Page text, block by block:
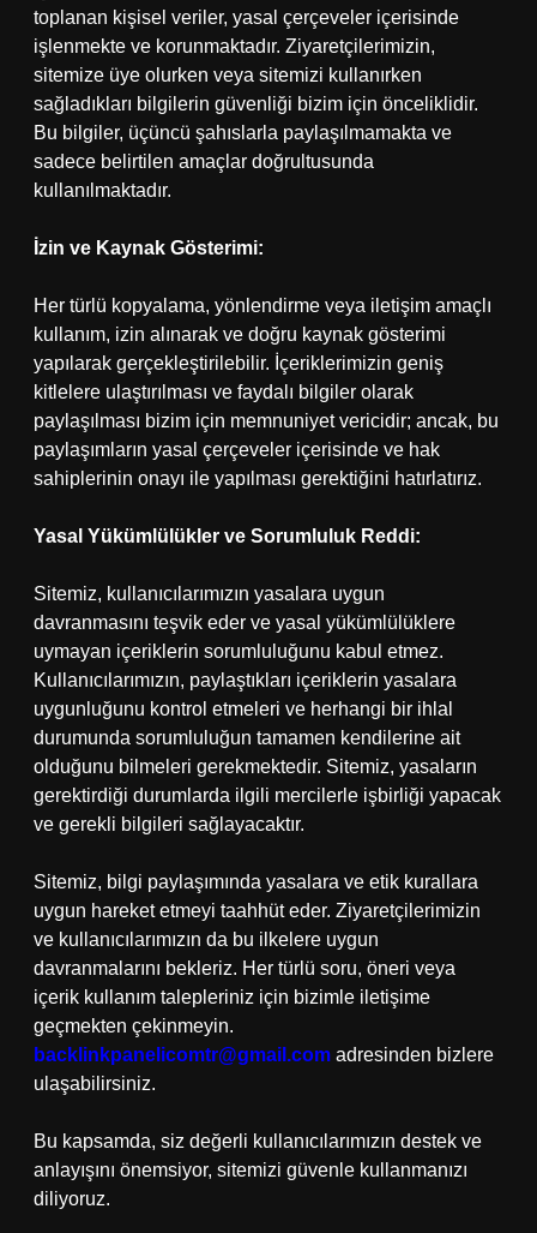
toplanan kişisel veriler, yasal çerçeveler içerisinde
işlenmekte ve korunmaktadır. Ziyaretçilerimizin,
sitemize üye olurken veya sitemizi kullanırken
sağladıkları bilgilerin güvenliği bizim için önceliklidir.
Bu bilgiler, üçüncü şahıslarla paylaşılmamakta ve
sadece belirtilen amaçlar doğrultusunda
kullanılmaktadır.
İzin ve Kaynak Gösterimi:
Her türlü kopyalama, yönlendirme veya iletişim amaçlı
kullanım, izin alınarak ve doğru kaynak gösterimi
yapılarak gerçekleştirilebilir. İçeriklerimizin geniş
kitlelere ulaştırılması ve faydalı bilgiler olarak
paylaşılması bizim için memnuniyet vericidir; ancak, bu
paylaşımların yasal çerçeveler içerisinde ve hak
sahiplerinin onayı ile yapılması gerektiğini hatırlatırız.
Yasal Yükümlülükler ve Sorumluluk Reddi:
Sitemiz, kullanıcılarımızın yasalara uygun
davranmasını teşvik eder ve yasal yükümlülüklere
uymayan içeriklerin sorumluluğunu kabul etmez.
Kullanıcılarımızın, paylaştıkları içeriklerin yasalara
uygunluğunu kontrol etmeleri ve herhangi bir ihlal
durumunda sorumluluğun tamamen kendilerine ait
olduğunu bilmeleri gerekmektedir. Sitemiz, yasaların
gerektirdiği durumlarda ilgili mercilerle işbirliği yapacak
ve gerekli bilgileri sağlayacaktır.
Sitemiz, bilgi paylaşımında yasalara ve etik kurallara
uygun hareket etmeyi taahhüt eder. Ziyaretçilerimizin
ve kullanıcılarımızın da bu ilkelere uygun
davranmalarını bekleriz. Her türlü soru, öneri veya
içerik kullanım talepleriniz için bizimle iletişime
geçmekten çekinmeyin.
backlinkpanelicomtr@gmail.com adresinden bizlere
ulaşabilirsiniz.
Bu kapsamda, siz değerli kullanıcılarımızın destek ve
anlayışını önemsiyor, sitemizi güvenle kullanmanızı
diliyoruz.